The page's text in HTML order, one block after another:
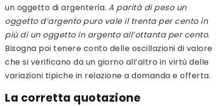
un oggetto di argenteria. A parità di peso un
oggetto d’argento puro vale il trenta per cento in
più di un oggetto in argento all’ottanta per cento.
Bisogna poi tenere conto delle oscillazioni di valore
che si verificano da un giorno all’altro in virtù delle
variazioni tipiche in relazione a domanda e offerta.
La corretta quotazione